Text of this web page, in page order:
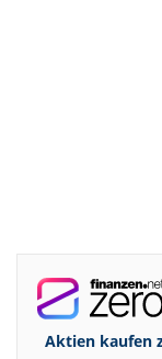
Aktien kaufen